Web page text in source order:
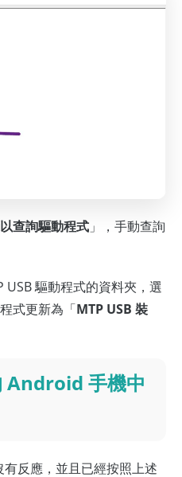
查詢驅動程式 」，手動查詢
USB 驅動程式的資料夾，選
式更新為「MTP USB 裝
Android 手機中
反應，並且已經按照上述